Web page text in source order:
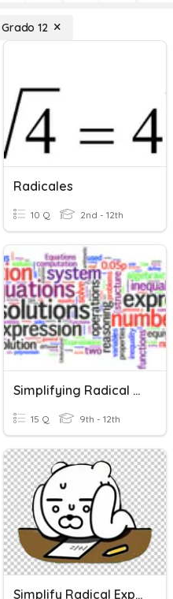
Grado 12
Radicales
10 Q 2nd - 12th
Simplifying Radical Expressions
15 Q 9th - 12th
Simplify Radical Expressions